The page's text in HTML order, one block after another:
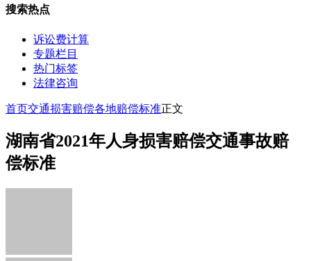
搜索热点
诉讼费计算
专题栏目
热门标签
法律咨询
首页交通损害赔偿各地赔偿标准正文
湖南省2021年人身损害赔偿交通事故赔
偿标准